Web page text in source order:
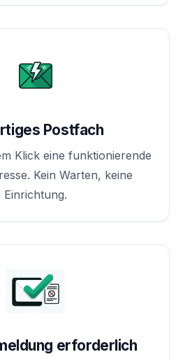
Postfach
Klick eine funktionierende
Kein Warten, keine
Einrichtung.
erforderlich